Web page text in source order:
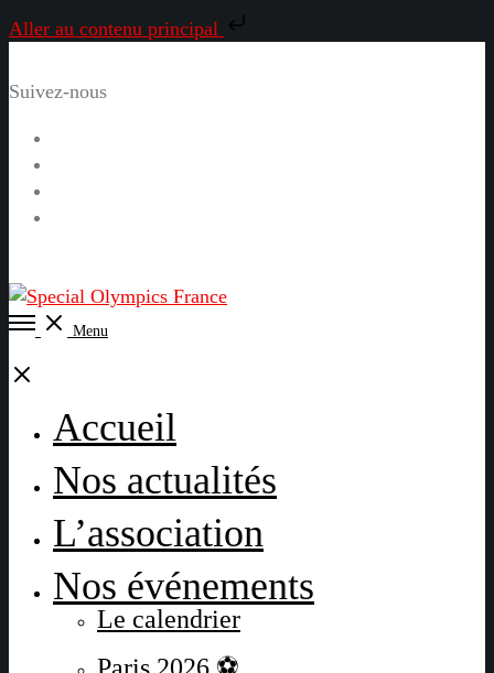
Aller au contenu principal
Suivez-nous
Open
Menu
Close
Accueil
Nos actualités
L’association
Nos événements
Le calendrier